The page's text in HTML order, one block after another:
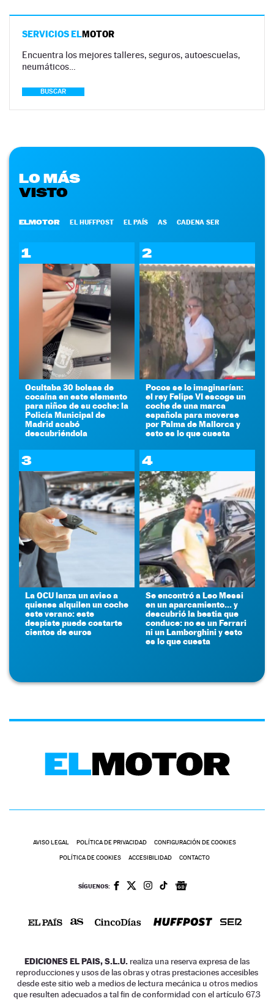
SERVICIOS ELMOTOR
Encuentra los mejores talleres, seguros, autoescuelas,
neumáticos…
BUSCAR
LO MÁS
VISTO
ELMOTOR EL HUFFPOST EL PAÍS AS CADENA SER
1
Ocultaba 30 bolsas de
cocaína en este elemento
para niños de su coche: la
Policía Municipal de
Madrid acabó
descubriéndola
2
Pocos se lo imaginarían:
el rey Felipe VI escoge un
coche de una marca
española para moverse
por Palma de Mallorca y
esto es lo que cuesta
3
La OCU lanza un aviso a
quienes alquilen un coche
este verano: este
despiste puede costarte
cientos de euros
4
Se encontró a Leo Messi
en un aparcamiento... y
descubrió la bestia que
conduce: no es un Ferrari
ni un Lamborghini y esto
es lo que cuesta
AVISO LEGAL POLÍTICA DE PRIVACIDAD CONFIGURACIÓN DE COOKIES
POLÍTICA DE COOKIES ACCESIBILIDAD CONTACTO
SÍGUENOS:
EDICIONES EL PAIS, S.L.U. realiza una reserva expresa de las
reproducciones y usos de las obras y otras prestaciones accesibles
desde este sitio web a medios de lectura mecánica u otros medios
que resulten adecuados a tal fin de conformidad con el artículo 67.3